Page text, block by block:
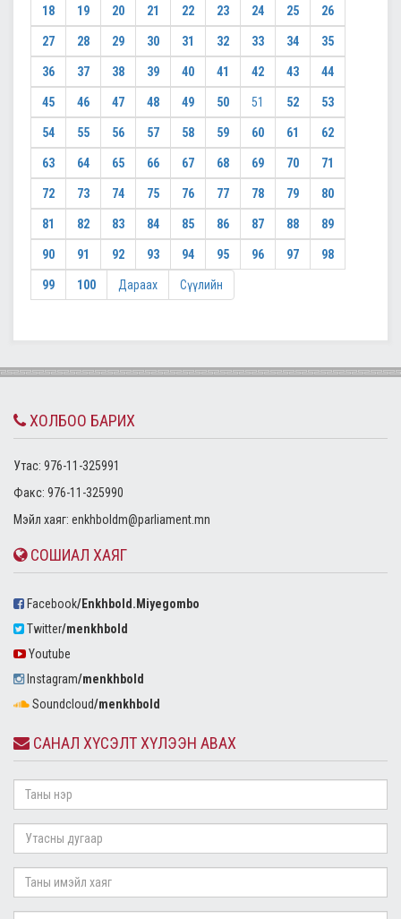
18 19 20 21 22 23 24 25 26
27 28 29 30 31 32 33 34 35
36 37 38 39 40 41 42 43 44
45 46 47 48 49 50 51 52 53
54 55 56 57 58 59 60 61 62
63 64 65 66 67 68 69 70 71
72 73 74 75 76 77 78 79 80
81 82 83 84 85 86 87 88 89
90 91 92 93 94 95 96 97 98
99 100 Дараах Сүүлийн
ХОЛБОО БАРИХ
Утас: 976-11-325991
Факс: 976-11-325990
Mэйл хаяг: enkhboldm@parliament.mn
СОШИАЛ ХАЯГ
Facebook/Enkhbold.Miyegombo
Twitter/menkhbold
Youtube
Instagram/menkhbold
Soundcloud/menkhbold
САНАЛ ХҮСЭЛТ ХҮЛЭЭН АВАХ